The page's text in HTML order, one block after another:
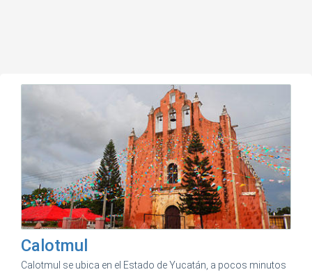
Calotmul
Calotmul se ubica en el Estado de Yucatán, a pocos minutos